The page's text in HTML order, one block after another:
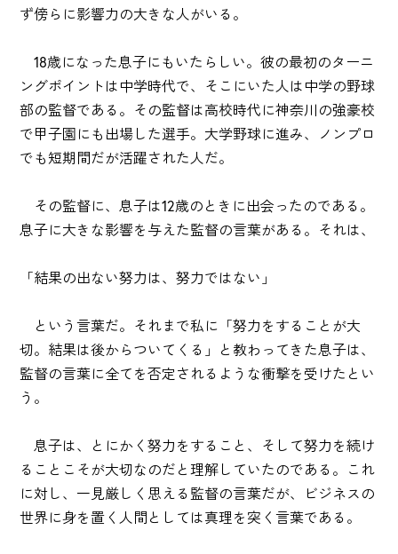
ず傍らに影響力の大きな人がいる。
18歳になった息子にもいたらしい。彼の最初のターニ
ングポイントは中学時代で、そこにいた人は中学の野球
部の監督である。その監督は高校時代に神奈川の強豪校
で甲子園にも出場した選手。大学野球に進み、ノンプロ
でも短期間だが活躍された人だ。
その監督に、息子は12歳のときに出会ったのである。
息子に大きな影響を与えた監督の言葉がある。それは、
「結果の出ない努力は、努力ではない」
という言葉だ。それまで私に「努力をすることが大
切。結果は後からついてくる」と教わってきた息子は、
監督の言葉に全てを否定されるような衝撃を受けたとい
う。
息子は、とにかく努力をすること、そして努力を続け
ることこそが大切なのだと理解していたのである。これ
に対し、一見厳しく思える監督の言葉だが、ビジネスの
世界に身を置く人間としては真理を突く言葉である。